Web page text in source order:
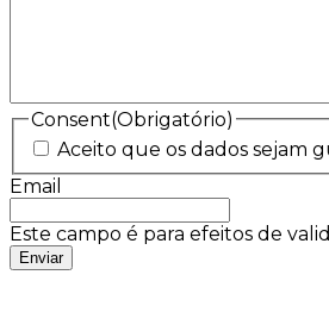
Consent(Obrigatório)
Aceito que os dados sejam
Email
Este campo é para efeitos de